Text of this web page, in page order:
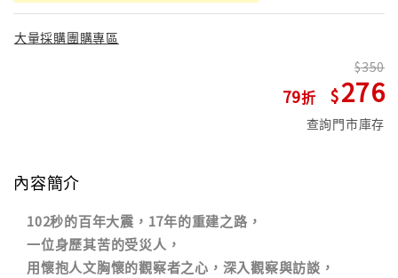
大量採購團購專區
79
350
276
查詢門市庫存
內容簡介
102秒的百年大震，17年的重建之路，
一位身歷其苦的受災人，
用懷抱人文胸懷的觀察者之心，深入觀察與訪談，